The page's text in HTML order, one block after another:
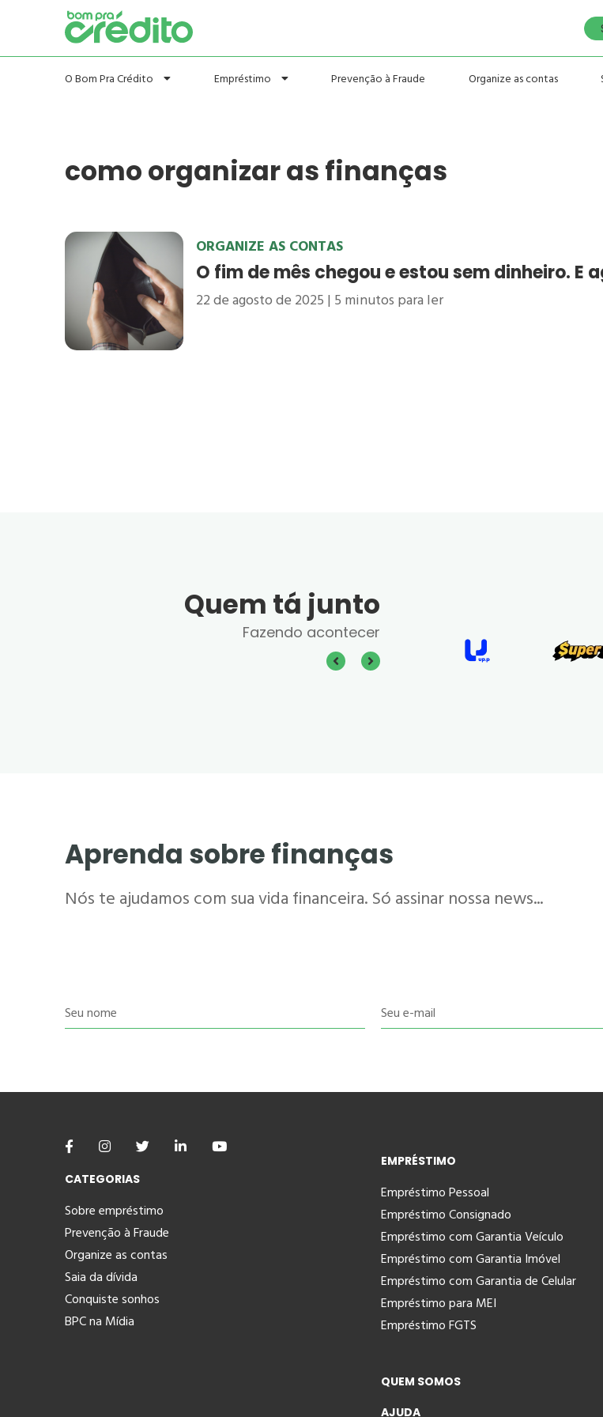
O Bom Pra Crédito Empréstimo Prevenção à Fraude Organize as contas
como organizar as finanças
ORGANIZE AS CONTAS
O fim de mês chegou e estou sem dinheiro. E
22 de agosto de 2025 5 minutos para ler
Quem tá junto
Fazendo acontecer
Aprenda sobre finanças
Nós te ajudamos com sua vida financeira. Só assinar nossa news...
Seu nome Seu e-mail
CATEGORIAS
Sobre empréstimo
Prevenção à Fraude
Organize as contas
Saia da dívida
Conquiste sonhos
BPC na Mídia
EMPRÉSTIMO
Empréstimo Pessoal
Empréstimo Consignado
Empréstimo com Garantia Veículo
Empréstimo com Garantia Imóvel
Empréstimo com Garantia de Celular
Empréstimo para MEI
Empréstimo FGTS
QUEM SOMOS
AJUDA